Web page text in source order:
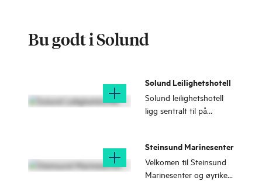
Bu godt i Solund
Solund Leilighetshotell
Solund leilighetshotell
ligg sentralt til på
frå ein hektisk kvardag.
Steinsund Marinesenter
Velkomen til Steinsund
Marinesenter og øyriket